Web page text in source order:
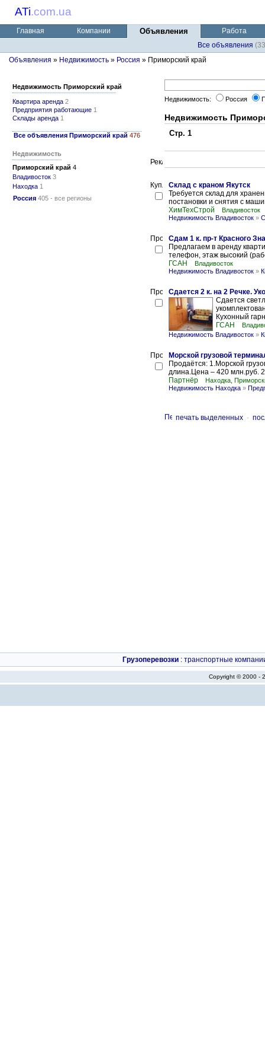
ATi.com.ua
Главная Компании Объявления
Работа
Все объявления
Объявления » Недвижимость » Россия » Приморский край
Недвижимость Приморский край
Квартира аренда 2
Предприятия работающие 1
Склады аренда 1
Все объявления Приморский край 476
Недвижимость
Приморский край 4
Владивосток 3
Находка 1
Россия 405 - все регионы
Недвижимость: Россия
Недвижимость
Стр. 1
Склад с краном Якутск
Требуется склад для
постановки и снятия с
ХимТехСтрой
Владивосток
Недвижимость Владивосток »
Сдам 1 к. пр-т Красного
Предлагаем в аренду
телефон, этаж высокий
ГСАН
Владивосток
Недвижимость Владивосток »
Сдается 2 к. на 2 Речке.
Сдается
Кухонный
ГСАН
Недвижимость Владивосток »
Морской грузовой
Продаётся: 1.Морской
длина.Цена – 420 млн.руб.
Партнёр
Находка,
Недвижимость Находка »
печать выделенных -
Грузоперевозки : транспортные
Copyright © 2000 -